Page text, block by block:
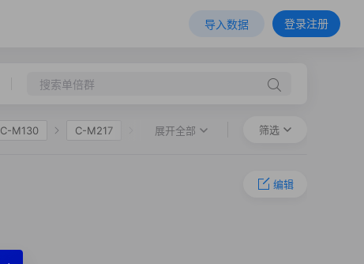
导入数据 登录注册
C-M130 C-M217 展开全部 筛选
编辑